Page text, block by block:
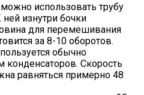
использовать трубу
изнутри бочки
для перемешивания
за 8-10 оборотов.
обычно
Скорость
равняться примерно 48